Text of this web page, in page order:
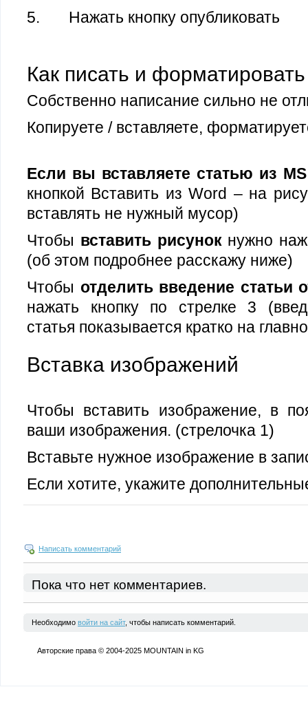
5. Нажать кнопку опубликовать
Как писать и
Собственно написание сильно не
Копируете / вставляете,
Если вы вставляете статью из
кнопкой Вставить из Word – на
вставлять не нужный мусор)
Чтобы вставить рисунокнужно
(об этом подробнее расскажу ниже)
Чтобы отделить введение статьи
нажать кнопку по стрелке 3
статья показывается кратко на
Вставка изображений
Чтобы вставить изображение, в
ваши изображения. (стрелочка 1)
Вставьте нужное изображение в
Если хотите, укажите
Написать комментарий
Пока что нет комментариев.
Необходимо войти на сайт, чтобы написать комментарий.
Авторские права © 2004-2025 MOUNTAIN in KG